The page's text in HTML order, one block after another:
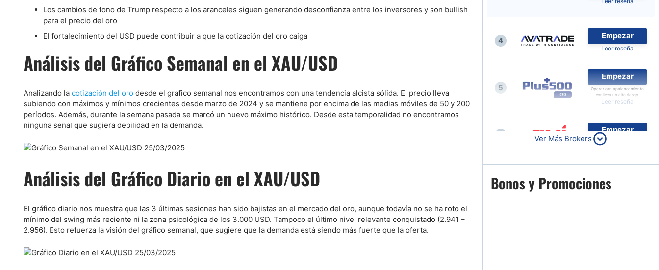
Paraguay
Latinoamérica
Bolivia
Nicaragua
Estados Unidos
Nasdaq 100
IBEX 35
Todos los índices
Acciones
Nvidia (NVDA)
Mercado Libre (MELI)
Banco Santander (SAN)
Todas las Acciones
Los cambios de tono de Trump respecto a los aranceles siguen generando desconfianza entre los inversores y son bullish
para el precio del oro
El fortalecimiento del USD puede contribuir a que la cotización del oro caiga
Análisis del Gráfico Semanal en el XAU/USD
Analizando la cotización del oro desde el gráfico semanal nos encontramos con una tendencia alcista sólida. El precio lleva
subiendo con máximos y mínimos crecientes desde marzo de 2024 y se mantiene por encima de las medias móviles de 50 y 200
períodos. Además, durante la semana pasada se marcó un nuevo máximo histórico. Desde esta temporalidad no encontramos
ninguna señal que sugiera debilidad en la demanda.
Análisis del Gráfico Diario en el XAU/USD
El gráfico diario nos muestra que las 3 últimas sesiones han sido bajistas en el mercado del oro, aunque todavía no se ha roto el
mínimo del swing más reciente ni la zona psicológica de los 3.000 USD. Tampoco el último nivel relevante conquistado (2.941 –
2.956). Esto refuerza la visión del gráfico semanal, que sugiere que la demanda está siendo más fuerte que la oferta.
4
Empezar
Leer reseña
5
Empezar
Operar con apalancamiento
conlleva un alto riesgo.
Leer reseña
Empezar
Leer reseña
7
Leer reseña
Ver Más Brokers
Bonos y Promociones